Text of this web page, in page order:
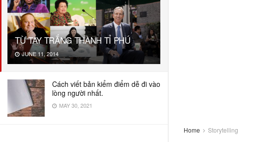
TỪ TAY TRẮNG THÀNH TỈ PHÚ
JUNE 11, 2014
Cách viết bản kiểm điểm dễ đi vào
lòng người nhất.
MAY 30, 2021
Home Storytelling